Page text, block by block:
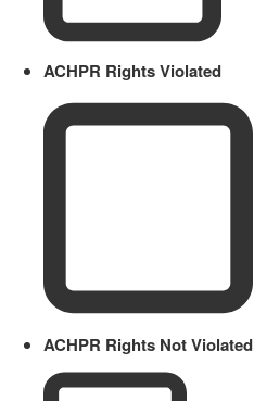
ACHPR Rights Violated
ACHPR Rights Not Violated